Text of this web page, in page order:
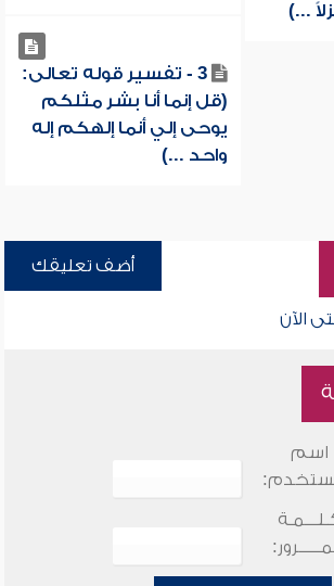
...)
3 - تفسير قوله تعالى:
(قل إنما أنا بشر مثلكم
يوحى إلي أنما إلهكم إله
واحد ...)
أضف تعليقك
الآن
اسم